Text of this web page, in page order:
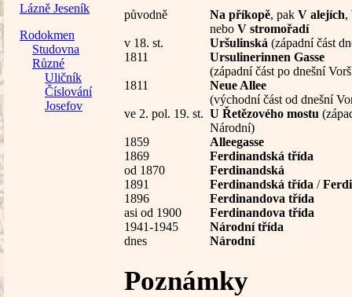
Lázně Jeseník
Rodokmen
Studovna
Různé
Uličník
Číslování
Josefov
původně Na příkopě, pak V alejích,
nebo V stromořadí
v 18. st.
Uršulinská (západní část
1811
Ursulinerinnen Gasse
(západní část po dnešní
1811
Neue Allee
(východní část od dnešní
ve 2. pol. 19. st. U Řetězového mostu
Národní)
1859
Alleegasse
1869
Ferdinandská třída
od 1870
Ferdinandská
1891
Ferdinandská třída /
1896
Ferdinandova třída
asi od 1900
Ferdinandova třída
1941-1945
Národní třída
dnes
Národní
Poznámky